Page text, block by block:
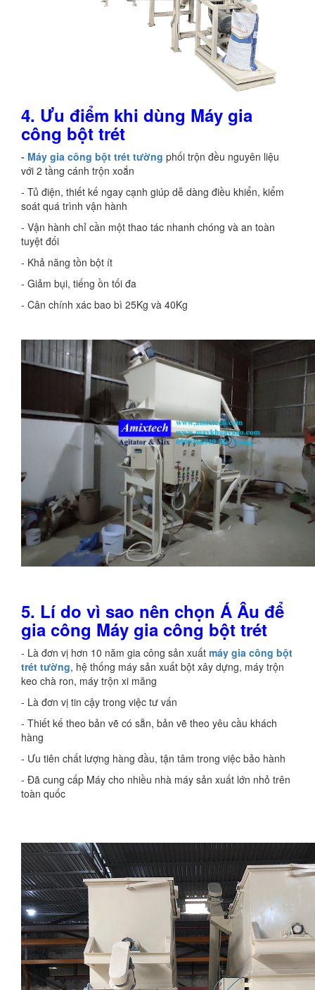
4. Ưu điểm khi dùng Máy gia
công bột trét
- Máy gia công bột trét tường phối trộn đều nguyên liệu
với 2 tầng cánh trộn xoắn
- Tủ điện, thiết kế ngay cạnh giúp dễ dàng điều khiển, kiểm
soát quá trình vận hành
- Vận hành chỉ cần một thao tác nhanh chóng và an toàn
tuyệt đối
- Khả năng tồn bột ít
- Giảm bụi, tiếng ồn tối đa
- Cân chính xác bao bì 25Kg và 40Kg
5. Lí do vì sao nên chọn Á Âu để
gia công Máy gia công bột trét
- Là đơn vị hơn 10 năm gia công sản xuất máy gia công bột
trét tường, hệ thống máy sản xuất bột xây dựng, máy trộn
keo chà ron, máy trộn xi măng
- Là đơn vị tin cậy trong việc tư vấn
- Thiết kế theo bản vẽ có sẵn, bản vẽ theo yêu cầu khách
hàng
- Ưu tiên chất lượng hàng đầu, tận tâm trong việc bảo hành
- Đã cung cấp Máy cho nhiều nhà máy sản xuất lớn nhỏ trên
toàn quốc